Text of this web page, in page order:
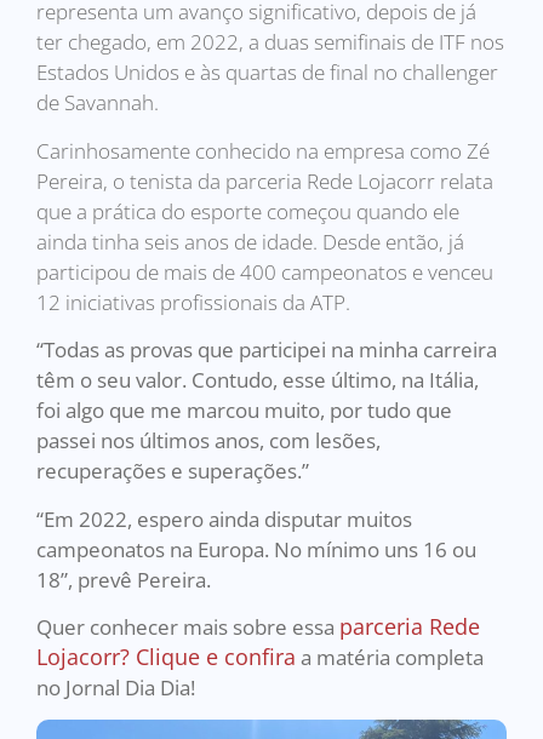
representa um avanço significativo, depois de já
ter chegado, em 2022, a duas semifinais de ITF nos
Estados Unidos e às quartas de final no challenger
de Savannah.
Carinhosamente conhecido na empresa como Zé
Pereira, o tenista da parceria Rede Lojacorr relata
que a prática do esporte começou quando ele
ainda tinha seis anos de idade. Desde então, já
participou de mais de 400 campeonatos e venceu
12 iniciativas profissionais da ATP.
“Todas as provas que participei na minha carreira
têm o seu valor. Contudo, esse último, na Itália,
foi algo que me marcou muito, por tudo que
passei nos últimos anos, com lesões,
recuperações e superações.”
“Em 2022, espero ainda disputar muitos
campeonatos na Europa. No mínimo uns 16 ou
18”, prevê Pereira.
Quer conhecer mais sobre essa parceria Rede
Lojacorr? Clique e confira a matéria completa
no Jornal Dia Dia!